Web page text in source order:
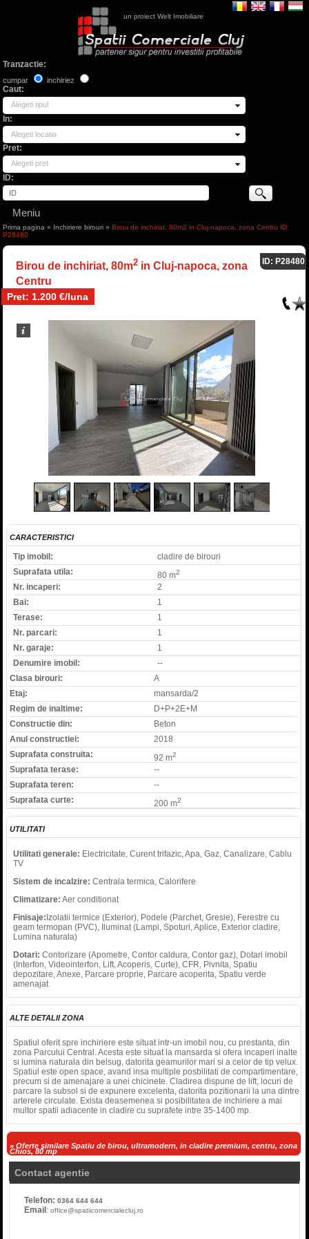
un proiect Welt Imobiliare
Tranzactie:
cumpar inchiriez
Caut:
Alegeti tipul
In:
Alegeti locatia
Pret:
Alegeti pret
ID:
Meniu
Prima pagina » Inchiriere birouri » Birou de inchiriat, 80m2 in Cluj-napoca, zona Centru ID:
P28480
Birou de inchiriat, 80m2in Cluj-napoca, zona
Centru
Pret: 1.200 €/luna
ID: P28480
CARACTERISTICI
Tip imobil:
cladire de birouri
Suprafata utila:
80 m2
Nr. incaperi:
2
Bai:
1
Terase:
1
Nr. parcari:
1
Nr. garaje:
1
Denumire imobil:
--
Clasa birouri:
A
Etaj:
mansarda/2
Regim de inaltime:
D+P+2E+M
Constructie din:
Beton
Anul constructiei:
2018
Suprafata construita:
92 m2
Suprafata terase:
--
Suprafata teren:
--
Suprafata curte:
200 m2
UTILITATI
Utilitati generale: Electricitate, Curent trifazic, Apa, Gaz, Canalizare, Cablu
TV
Sistem de incalzire: Centrala termica, Calorifere
Climatizare: Aer conditionat
Finisaje: Izolatii termice (Exterior), Podele (Parchet, Gresie), Ferestre cu
geam termopan (PVC), Iluminat (Lampi, Spoturi, Aplice, Exterior cladire,
Lumina naturala)
Dotari: Contorizare (Apometre, Contor caldura, Contor gaz), Dotari imobil
(Interfon, Videointerfon, Lift, Acoperis, Curte), CFR, Pivnita, Spatiu
depozitare, Anexe, Parcare proprie, Parcare acoperita, Spatiu verde
amenajat
ALTE DETALII ZONA
Spatiul oferit spre inchiriere este situat intr-un imobil nou, cu prestanta, din
zona Parcului Central. Acesta este situat la mansarda si ofera incaperi inalte
si lumina naturala din belsug, datorita geamurilor mari si a celor de tip velux.
Spatiul este open space, avand insa multiple posbilitati de compartimentare,
precum si de amenajare a unei chicinete. Cladirea dispune de lift, locuri de
parcare la subsol si de expunere excelenta, datorita pozitionarii la una dintre
arterele circulate. Exista deasemenea si posibilitatea de inchiriere a mai
multor spatii adiacente in cladire cu suprafete intre 35-1400 mp.
» Oferte similare Spatiu de birou, ultramodern, in cladire premium, centru, zona
Chios, 80 mp
Contact agentie
Telefon:0364 644 644
Email :office@spatiicomercialecluj.ro